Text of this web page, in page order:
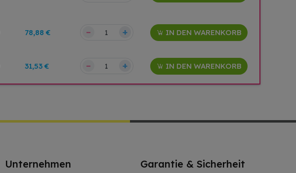
78,88 € – + IN DEN WARENKORB
31,53 € – + IN DEN WARENKORB
Unternehmen Garantie & Sicherheit